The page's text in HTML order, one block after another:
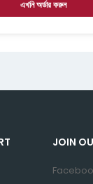
এখনি অর্ডার করুন
JOIN